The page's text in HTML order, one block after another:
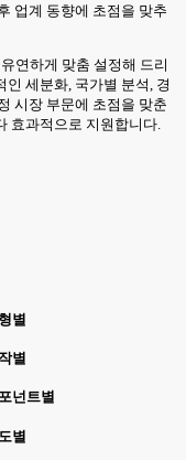
업계 동향에 초점을 맞추
연하게 맞춤 설정해 드리
세분화, 국가별 분석, 경
시장 부문에 초점을 맞춘
효과적으로 지원합니다.
별
별
넌트별
별